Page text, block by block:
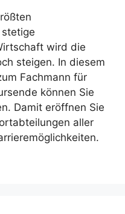
wird die
steigen. In diesem
Fachmann für
können Sie
Damit eröffnen Sie
aller